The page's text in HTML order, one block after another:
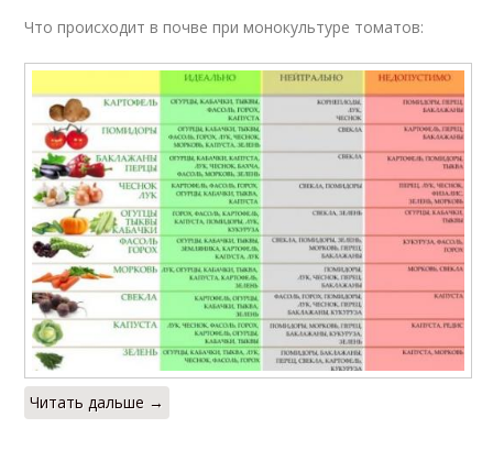
Что происходит в почве при монокультуре томатов:
Читать дальше →